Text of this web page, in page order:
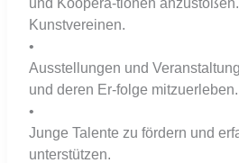
Kunstvereinen.
•
Ausstellungen und
und deren Er-folge mitzuerleben.
•
Junge Talente zu fördern und
unterstützen.